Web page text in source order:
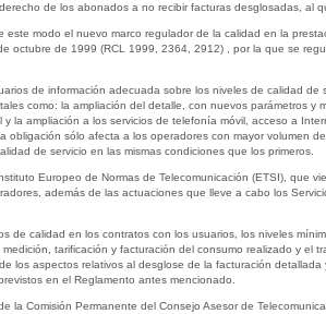
de los abonados a no recibir facturas desglosadas, al
modo el nuevo marco regulador de la calidad en la
octubre de 1999 (RCL 1999, 2364, 2912) , por la que se
de información adecuada sobre los niveles de calidad de
como: la ampliación del detalle, con nuevos parámetros y
ampliación a los servicios de telefonía móvil, acceso a
sólo afecta a los operadores con mayor volumen
de servicio en las mismas condiciones que los primeros.
Europeo de Normas de Telecomunicación (ETSI), que
además de las actuaciones que lleve a cabo los
de calidad en los contratos con los usuarios, los niveles
tarificación y facturación del consumo realizado y el
los aspectos relativos al desglose de la facturación
en el Reglamento antes mencionado.
Comisión Permanente del Consejo Asesor de